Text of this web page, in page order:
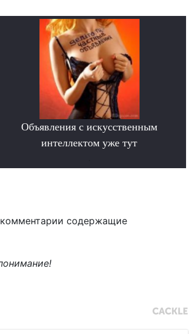
Объявления с искусственным
интеллектом уже тут
содержащие